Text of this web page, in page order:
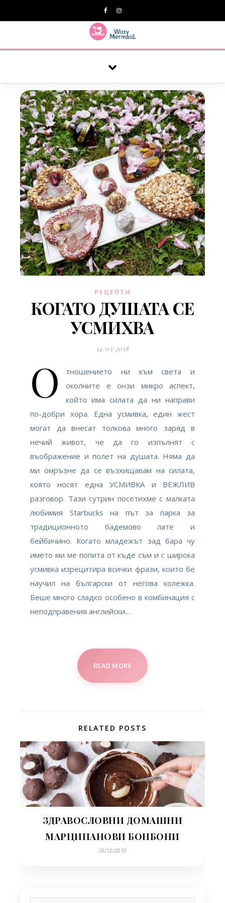
РЕЦЕПТИ
КОГАТО ДУШАТА СЕ
УСМИХВА
14/05/2018
О
тношението ни към света и
околните е онзи микро аспект,
който има силата да ни направи
по-добри хора. Една усмивка, един жест
могат да внесат толкова много заряд в
нечий живот, че да го изпълнят с
въображение и полет на душата. Няма да
ми омръзне да се възхищавам на силата,
която носят една УСМИВКА и ВЕЖЛИВ
разговор. Тази сутрин посетихме с малката
любимия Starbucks на път за парка за
традиционното бадемово лате и
бейбичино. Когато младежът зад бара чу
името ми ме попита от къде съм и с широка
усмивка изрецитира всички фрази, които бе
научил на български от негова колежка.
Беше много сладко особено в комбинация с
неподправения английски…
READ MORE
RELATED POSTS
ЗДРАВОСЛОВНИ ДОМАШНИ
МАРЦИПАНОВИ БОНБОНИ
28/12/2019